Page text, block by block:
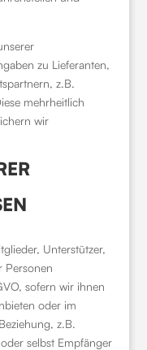
zu Lieferanten,
z.B.
mehrheitlich
wir
Unterstützer,
Personen
sofern wir ihnen
oder im
z.B.
selbst Empfänger